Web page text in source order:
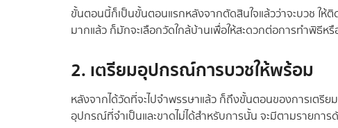
ขั้นตอนนี้ก็เป็นขั้นตอนแรกหลังจากตัดสินใจแล้วว่าจะบวช ให้
มากแล้ว ก็มักจะเลือกวัดใกล้บ้านเพื่อให้สะดวกต่อการทำพิธี
2. เตรียมอุปกรณ์การบวชให้พร้อม
หลังจากได้วัดที่จะไปจำพรรษาแล้ว ก็ถึงขั้นตอนของการเต
อุปกรณ์ที่จำเป็นและขาดไม่ได้สำหรับการนั้น จะมีตามรายการ